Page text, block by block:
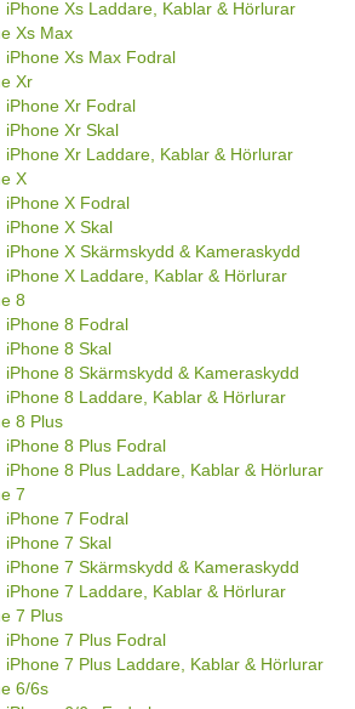
iPhone Xs Laddare, Kablar & Hörlurar
Xs Max
iPhone Xs Max Fodral
Xr
iPhone Xr Fodral
iPhone Xr Skal
iPhone Xr Laddare, Kablar & Hörlurar
X
iPhone X Fodral
iPhone X Skal
iPhone X Skärmskydd & Kameraskydd
iPhone X Laddare, Kablar & Hörlurar
8
iPhone 8 Fodral
iPhone 8 Skal
iPhone 8 Skärmskydd & Kameraskydd
iPhone 8 Laddare, Kablar & Hörlurar
8 Plus
iPhone 8 Plus Fodral
iPhone 8 Plus Laddare, Kablar & Hörlurar
7
iPhone 7 Fodral
iPhone 7 Skal
iPhone 7 Skärmskydd & Kameraskydd
iPhone 7 Laddare, Kablar & Hörlurar
7 Plus
iPhone 7 Plus Fodral
iPhone 7 Plus Laddare, Kablar & Hörlurar
6/6s